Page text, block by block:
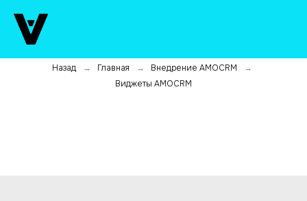
Назад → Главная → Внедрение AMOCRM →
Виджеты AMOCRM